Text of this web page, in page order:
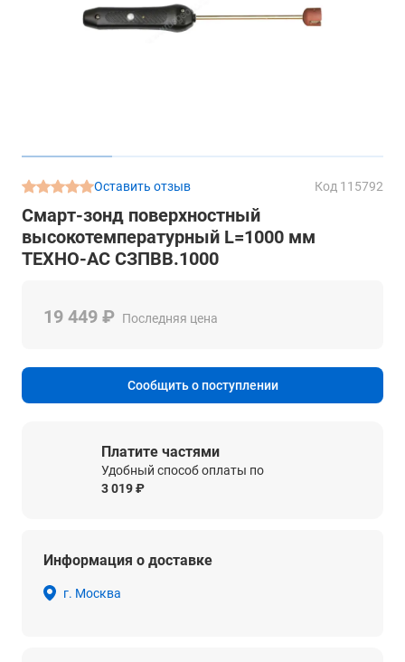
Оставить отзыв Код 115792
Смарт-зонд поверхностный
высокотемпературный L=1000 мм
ТЕХНО-АС СЗПВВ.1000
19 449 ₽ Последняя цена
Сообщить о поступлении
Платите частями
Удобный способ оплаты по
3 019 ₽
Информация о доставке
г. Москва